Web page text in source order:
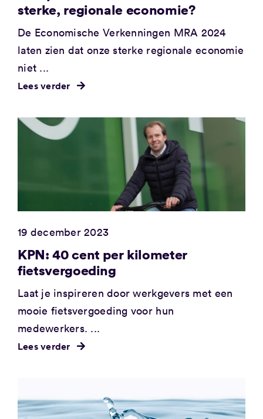
sterke, regionale economie?
De Economische Verkenningen MRA 2024
laten zien dat onze sterke regionale economie
niet ...
Lees verder
19 december 2023
KPN: 40 cent per kilometer
fietsvergoeding
Laat je inspireren door werkgevers met een
mooie fietsvergoeding voor hun
medewerkers. ...
Lees verder